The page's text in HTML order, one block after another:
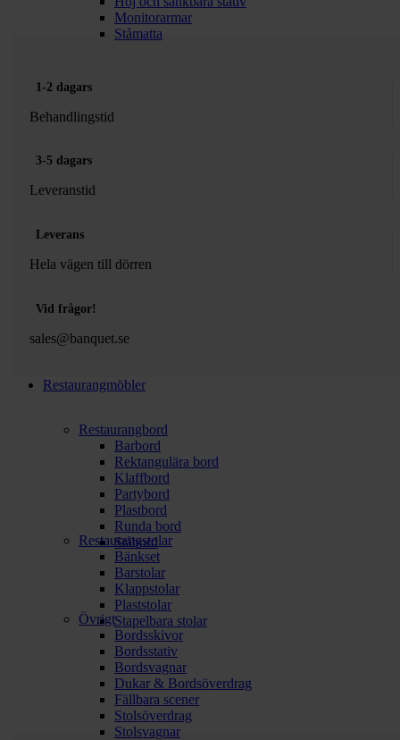
Monitorarmar
Ståmatta
1-2 dagars
Behandlingstid
3-5 dagars
Leveranstid
Leverans
Hela vägen till dörren
Vid frågor!
sales@banquet.se
Restaurangmöbler
Restaurangbord
Barbord
Rektangulära bord
Klaffbord
Partybord
Plastbord
Runda bord
Ståbord
Restaurangstolar
Bänkset
Barstolar
Klappstolar
Plaststolar
Stapelbara stolar
Övrigt
Bordsskivor
Bordsstativ
Bordsvagnar
Dukar & Bordsöverdrag
Fällbara scener
Stolsöverdrag
Stolsvagnar